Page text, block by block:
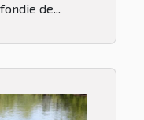
de...